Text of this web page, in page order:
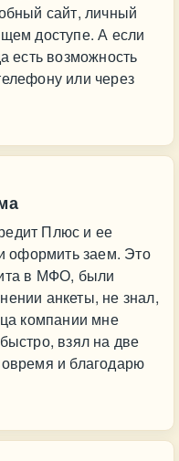
сайт, личный
доступе. А если
есть возможность
или через
Плюс и ее
оформить заем. Это
в МФО, были
анкеты, не знал,
компании мне
взял на две
и благодарю